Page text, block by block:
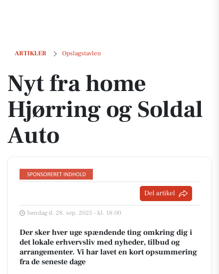
ARTIKLER Opslagstavlen
Nyt fra home Hjørring og Soldal Auto
Nyt fra home
Hjørring og Soldal
Auto
Del artikel
Søndag d. 28. sep. 2025 - kl. 18:00
Der sker hver uge spændende ting omkring dig i
det lokale erhvervsliv med nyheder, tilbud og
arrangementer. Vi har lavet en kort opsummering
fra de seneste dage